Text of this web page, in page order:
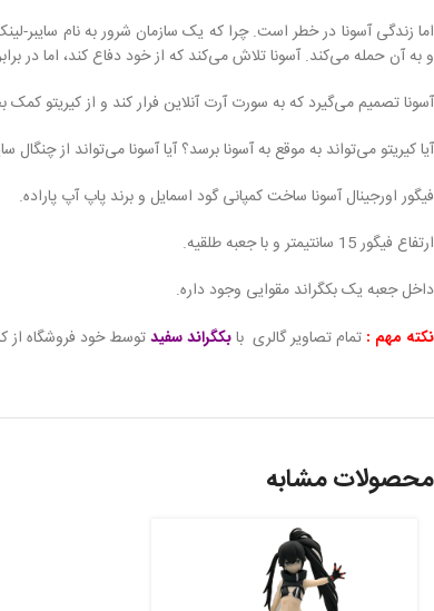
اما زندگی آسونا در خطر است. چرا که یک سازمان شرور به نام سایبر-
و به آن حمله می‌کند. آسونا تلاش می‌کند که از خود دفاع کند، اما در
آسونا تصمیم می‌گیرد که به سورت آرت آنلاین فرار کند و از کیریتو
آیا کیریتو می‌تواند به موقع به آسونا برسد؟ آیا آسونا می‌تواند از
فیگور اورجینال آسونا ساخت کمپانی گود اسمایل و برند پاپ آپ پاراده.
ارتفاع فیگور 15 سانتیمتر و با جعبه طلقیه.
داخل جعبه یک بکگراند مقوایی وجود داره.
نکته مهم : تمام تصاویر گالری بابکگراند سفیدتوسط خود فروشگاه از
محصولات مشابه